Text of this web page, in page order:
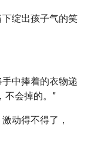
绽出孩子气的笑
中捧着的衣物递
不会掉的。”
动得不得了，